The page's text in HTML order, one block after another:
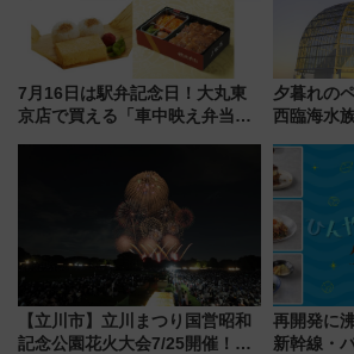
7月16日は駅弁記念日！大丸東
京店で買える「車中映え弁当」
夕暮れの
西臨海水
【立川市】立川まつり国営昭和
記念公園花火大会7/25開催！
再開発に
新幹線・